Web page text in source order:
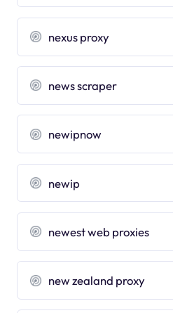
nexus proxy
news scraper
newipnow
newip
newest web proxies
new zealand proxy